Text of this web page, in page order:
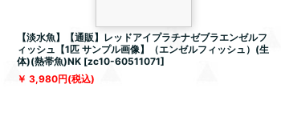
【淡水魚】【通販】レッドアイプラチナゼブラエンゼルフ
ィッシュ【1匹 サンプル画像】（エンゼルフィッシュ）(生
体)(熱帯魚)NK [zc10-60511071]
3,980円(税込)